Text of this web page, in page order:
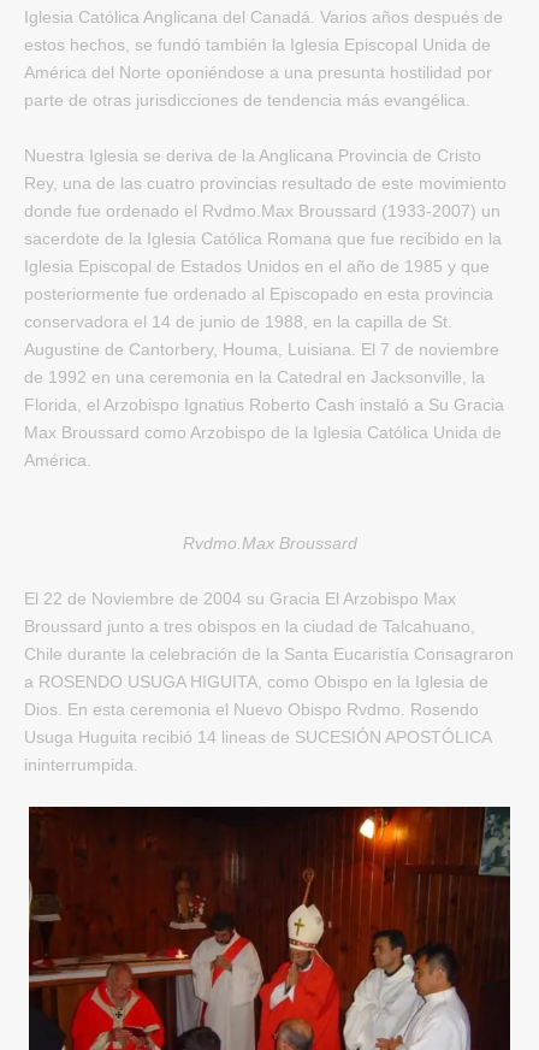
Iglesia Católica Anglicana del Canadá. Varios años después de
estos hechos, se fundó también la Iglesia Episcopal Unida de
América del Norte oponiéndose a una presunta hostilidad por
parte de otras jurisdicciones de tendencia más evangélica.
Nuestra Iglesia se deriva de la Anglicana Provincia de Cristo
Rey, una de las cuatro provincias resultado de este movimiento
donde fue ordenado el Rvdmo.Max Broussard (1933-2007) un
sacerdote de la Iglesia Católica Romana que fue recibido en la
Iglesia Episcopal de Estados Unidos en el año de 1985 y que
posteriormente fue ordenado al Episcopado en esta provincia
conservadora el 14 de junio de 1988, en la capilla de St.
Augustine de Cantorbery, Houma, Luisiana. El 7 de noviembre
de 1992 en una ceremonia en la Catedral en Jacksonville, la
Florida, el Arzobispo Ignatius Roberto Cash instaló a Su Gracia
Max Broussard como Arzobispo de la Iglesia Católica Unida de
América.
Rvdmo.Max Broussard
El 22 de Noviembre de 2004 su Gracia El Arzobispo Max
Broussard junto a tres obispos en la ciudad de Talcahuano,
Chile durante la celebración de la Santa Eucaristía Consagraron
a ROSENDO USUGA HIGUITA, como Obispo en la Iglesia de
Dios. En esta ceremonia el Nuevo Obispo Rvdmo. Rosendo
Usuga Huguita recibió 14 lineas de SUCESIÓN APOSTÓLICA
ininterrumpida.